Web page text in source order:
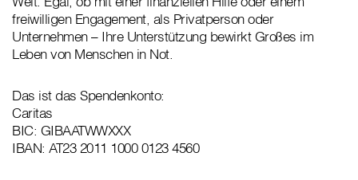
freiwilligen Engagement, als Privatperson oder
Unternehmen – Ihre Unterstützung bewirkt Großes im
Leben von Menschen in Not.
Das ist das Spendenkonto:
Caritas
BIC: GIBAATWWXXX
IBAN: AT23 2011 1000 0123 4560